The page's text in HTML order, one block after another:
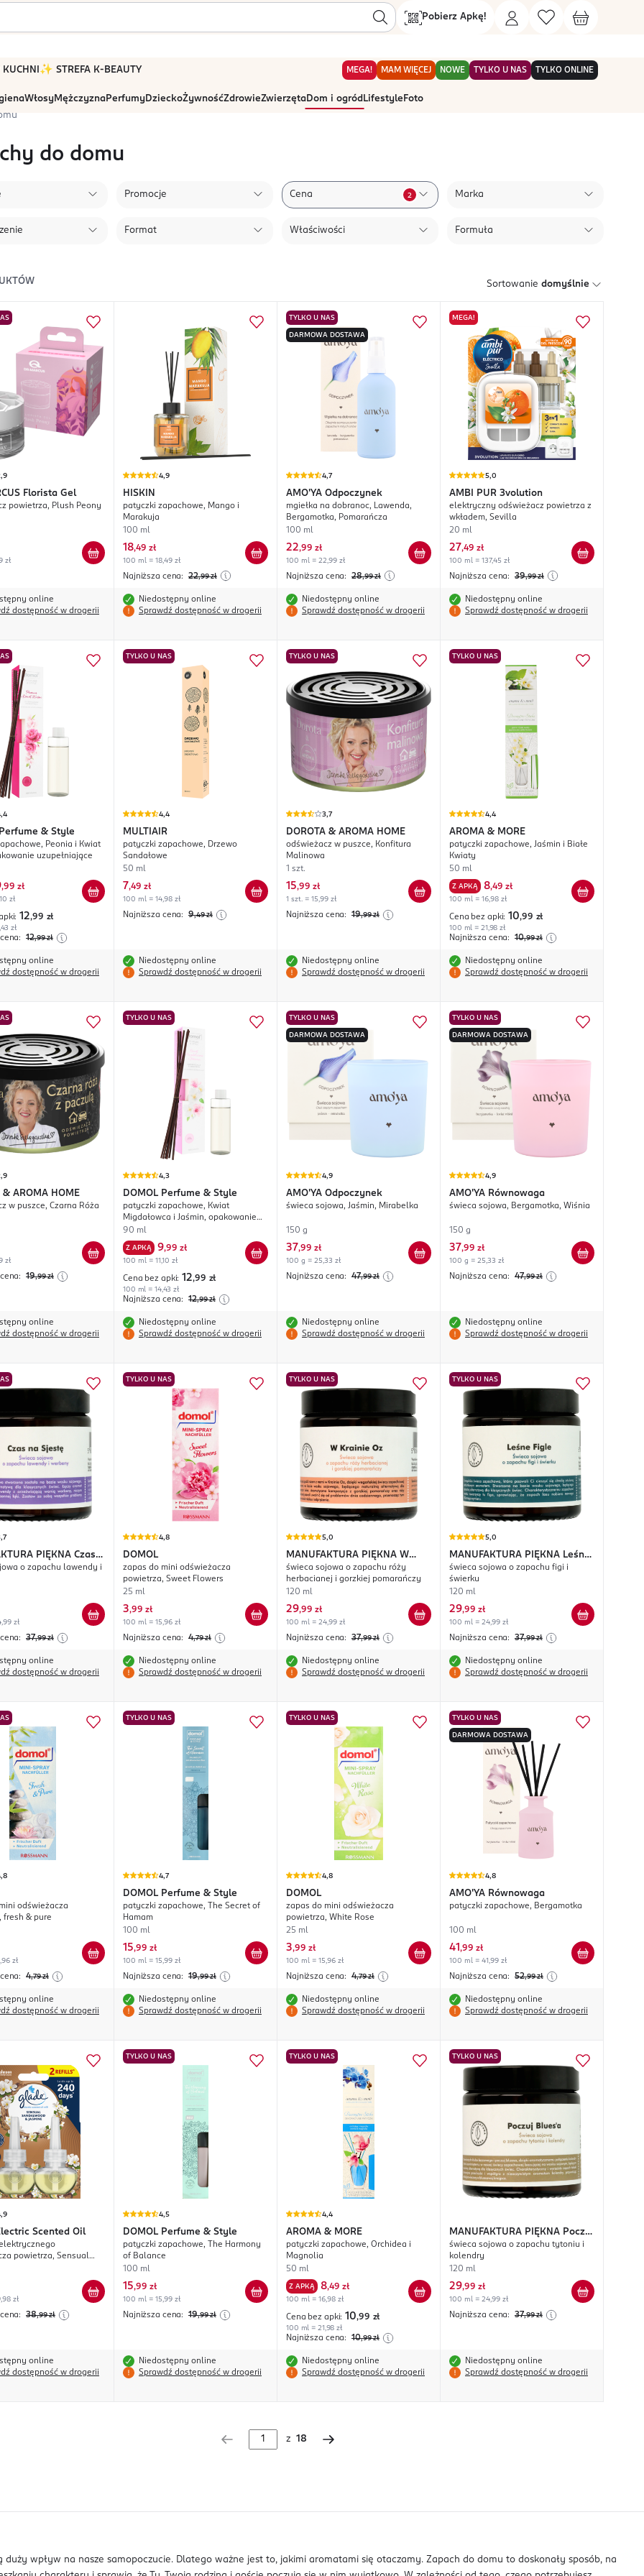
Pobierz Apkę!
KUCHNI ✨ STREFA K-BEAUTY MEGA! MAM WIĘCEJ NOWE TYLKO U NAS TYLKO ONLINE
WłosyMężczyznaPerfumyDzieckoŻywnośćZdrowieZwierzętaDom i ogród Lifestyle Foto
do domu
Promocje Cena 2 Marka
Format Właściwości Formuła
Sortowanie domyślnie
Florista Gel
powietrza, Plush Peony
zł
online
dostępność w drogerii
4,9
HISKIN
patyczki zapachowe, Mango i
Marakuja
100 ml
18,49 zł
100 ml = 18,49 zł
Najniższa cena: 22,99 zł
Niedostępny online
Sprawdź dostępność w drogerii
TYLKO U NAS
DARMOWA DOSTAWA
4,7
AMO'YA Odpoczynek
mgiełka na dobranoc, Lawenda,
Bergamotka, Pomarańcza
100 ml
22,99 zł
100 ml = 22,99 zł
Najniższa cena: 28,99 zł
Niedostępny online
Sprawdź dostępność w drogerii
MEGA!
5,0
AMBI PUR 3volution
elektryczny odświeżacz powietrza z
wkładem, Sevilla
20 ml
27,49 zł
100 ml = 137,45 zł
Najniższa cena: 39,99 zł
Niedostępny online
Sprawdź dostępność w drogerii
Perfume & Style
Peonia i Kwiat
uzupełniające
,99 zł
zł
12,99 zł
zł
12,99 zł
online
dostępność w drogerii
TYLKO U NAS
4,4
MULTIAIR
patyczki zapachowe, Drzewo
Sandałowe
50 ml
7,49 zł
100 ml = 14,98 zł
Najniższa cena: 9,49 zł
Niedostępny online
Sprawdź dostępność w drogerii
TYLKO U NAS
3,7
DOROTA & AROMA HOME
odświeżacz w puszce, Konfitura
Malinowa
1 szt.
15,99 zł
1 szt. = 15,99 zł
Najniższa cena: 19,99 zł
Niedostępny online
Sprawdź dostępność w drogerii
TYLKO U NAS
4,4
AROMA & MORE
patyczki zapachowe, Jaśmin i Białe
Kwiaty
50 ml
Z APKĄ 8,49 zł
100 ml = 16,98 zł
Cena bez apki: 10,99 zł
100 ml = 21,98 zł
Najniższa cena: 10,99 zł
Niedostępny online
Sprawdź dostępność w drogerii
& AROMA HOME
w puszce, Czarna Róża
zł
19,99 zł
online
dostępność w drogerii
TYLKO U NAS
4,3
DOMOL Perfume & Style
patyczki zapachowe, Kwiat
Migdałowca i Jaśmin, opakowanie
uzupełniające
90 ml
Z APKĄ 9,99 zł
100 ml = 11,10 zł
Cena bez apki: 12,99 zł
100 ml = 14,43 zł
Najniższa cena: 12,99 zł
Niedostępny online
Sprawdź dostępność w drogerii
TYLKO U NAS
DARMOWA DOSTAWA
4,9
AMO'YA Odpoczynek
świeca sojowa, Jaśmin, Mirabelka
150 g
37,99 zł
100 g = 25,33 zł
Najniższa cena: 47,99 zł
Niedostępny online
Sprawdź dostępność w drogerii
TYLKO U NAS
DARMOWA DOSTAWA
4,9
AMO'YA Równowaga
świeca sojowa, Bergamotka, Wiśnia
150 g
37,99 zł
100 g = 25,33 zł
Najniższa cena: 47,99 zł
Niedostępny online
Sprawdź dostępność w drogerii
PIĘKNA Czas
o zapachu lawendy i
zł
37,99 zł
online
dostępność w drogerii
TYLKO U NAS
4,8
DOMOL
zapas do mini odświeżacza
powietrza, Sweet Flowers
25 ml
3,99 zł
100 ml = 15,96 zł
Najniższa cena: 4,79 zł
Niedostępny online
Sprawdź dostępność w drogerii
TYLKO U NAS
5,0
MANUFAKTURA PIĘKNA W
Krainie Oz
świeca sojowa o zapachu róży
herbacianej i gorzkiej pomarańczy
120 ml
29,99 zł
100 ml = 24,99 zł
Najniższa cena: 37,99 zł
Niedostępny online
Sprawdź dostępność w drogerii
TYLKO U NAS
5,0
MANUFAKTURA PIĘKNA Leśne
Figle
świeca sojowa o zapachu figi i
świerku
120 ml
29,99 zł
100 ml = 24,99 zł
Najniższa cena: 37,99 zł
Niedostępny online
Sprawdź dostępność w drogerii
odświeżacza
fresh & pure
zł
4,79 zł
online
dostępność w drogerii
TYLKO U NAS
4,7
DOMOL Perfume & Style
patyczki zapachowe, The Secret of
Hamam
100 ml
15,99 zł
100 ml = 15,99 zł
Najniższa cena: 19,99 zł
Niedostępny online
Sprawdź dostępność w drogerii
TYLKO U NAS
4,8
DOMOL
zapas do mini odświeżacza
powietrza, White Rose
25 ml
3,99 zł
100 ml = 15,96 zł
Najniższa cena: 4,79 zł
Niedostępny online
Sprawdź dostępność w drogerii
TYLKO U NAS
DARMOWA DOSTAWA
4,8
AMO'YA Równowaga
patyczki zapachowe, Bergamotka
100 ml
41 ,99 zł
100 ml = 41,99 zł
Najniższa cena: 52,99 zł
Niedostępny online
Sprawdź dostępność w drogerii
Scented Oil
powietrza, Sensual
& Jasmine
zł
38,99 zł
online
dostępność w drogerii
TYLKO U NAS
4,5
DOMOL Perfume & Style
patyczki zapachowe, The Harmony
of Balance
100 ml
15,99 zł
100 ml = 15,99 zł
Najniższa cena: 19,99 zł
Niedostępny online
Sprawdź dostępność w drogerii
TYLKO U NAS
4,4
AROMA & MORE
patyczki zapachowe, Orchidea i
Magnolia
50 ml
Z APKĄ 8,49 zł
100 ml = 16,98 zł
Cena bez apki: 10,99 zł
100 ml = 21,98 zł
Najniższa cena: 10,99 zł
Niedostępny online
Sprawdź dostępność w drogerii
TYLKO U NAS
MANUFAKTURA PIĘKNA Poczuj
Bluesa
świeca sojowa o zapachu tytoniu i
kolendry
120 ml
29,99 zł
100 ml = 24,99 zł
Najniższa cena: 37,99 zł
Niedostępny online
Sprawdź dostępność w drogerii
z 18
wpływ na nasze samopoczucie. Dlatego ważne jest to, jakimi aromatami się otaczamy. Zapach do domu to doskonały sposób, na